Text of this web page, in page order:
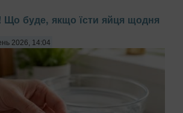
Що буде, якщо їсти яйця щодня
2026, 14:04